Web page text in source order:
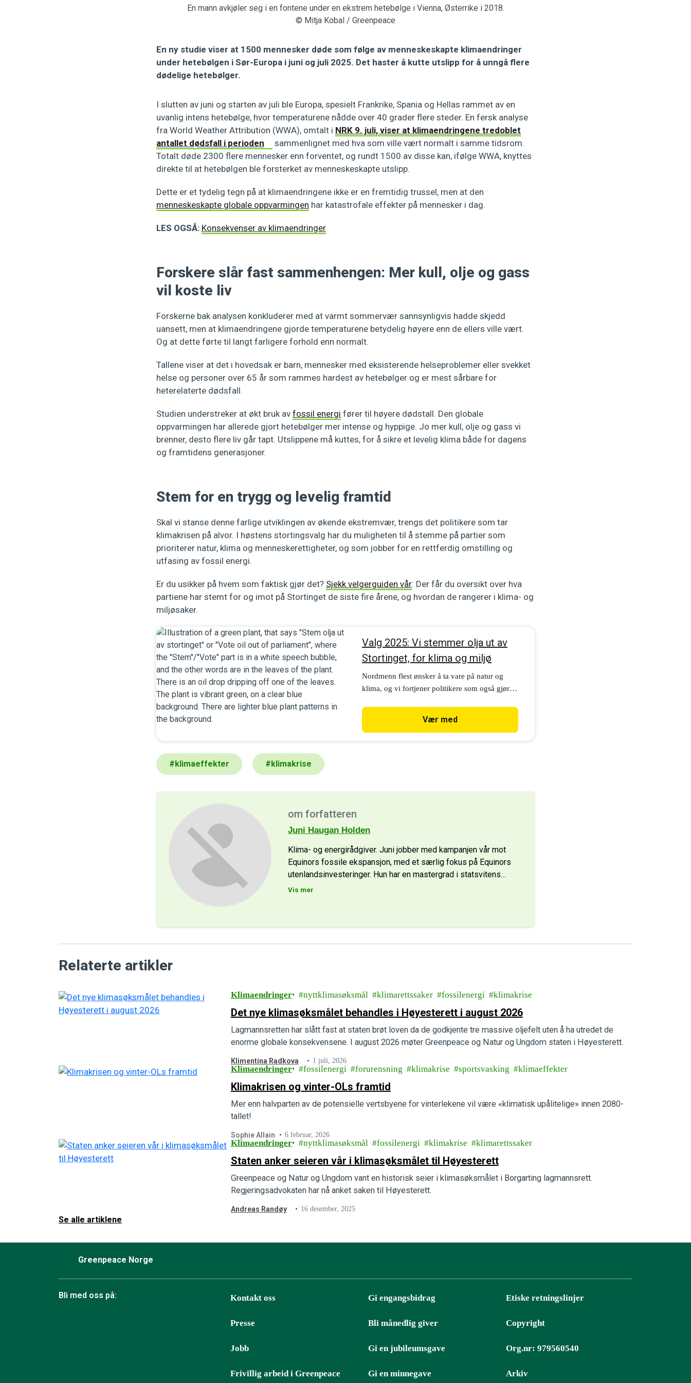
En mann avkjøler seg i en fontene under en ekstrem hetebølge i Vienna, Østerrike i 2018.
© Mitja Kobal / Greenpeace
En ny studie viser at 1500 mennesker døde som følge av menneskeskapte klimaendringer
under hetebølgen i Sør-Europa i juni og juli 2025. Det haster å kutte utslipp for å unngå flere
dødelige hetebølger.
I slutten av juni og starten av juli ble Europa, spesielt Frankrike, Spania og Hellas rammet av en
uvanlig intens hetebølge, hvor temperaturene nådde over 40 grader flere steder. En fersk analyse
fra World Weather Attribution (WWA), omtalt i NRK 9. juli, viser at klimaendringene tredoblet
antallet dødsfall i perioden
sammenlignet med hva som ville vært normalt i samme tidsrom.
Totalt døde 2300 flere mennesker enn forventet, og rundt 1500 av disse kan, ifølge WWA, knyttes
direkte til at hetebølgen ble forsterket av menneskeskapte utslipp.
Dette er et tydelig tegn på at klimaendringene ikke er en fremtidig trussel, men at den
menneskeskapte globale oppvarmingen har katastrofale effekter på mennesker i dag.
LES OGSÅ: Konsekvenser av klimaendringer
Forskere slår fast sammenhengen: Mer kull, olje og gass
vil koste liv
Forskerne bak analysen konkluderer med at varmt sommervær sannsynligvis hadde skjedd
uansett, men at klimaendringene gjorde temperaturene betydelig høyere enn de ellers ville vært.
Og at dette førte til langt farligere forhold enn normalt.
Tallene viser at det i hovedsak er barn, mennesker med eksisterende helseproblemer eller svekket
helse og personer over 65 år som rammes hardest av hetebølger og er mest sårbare for
heterelaterte dødsfall.
Studien understreker at økt bruk av fossil energi fører til høyere dødstall. Den globale
oppvarmingen har allerede gjort hetebølger mer intense og hyppige. Jo mer kull, olje og gass vi
brenner, desto flere liv går tapt. Utslippene må kuttes, for å sikre et levelig klima både for dagens
og framtidens generasjoner.
Stem for en trygg og levelig framtid
Skal vi stanse denne farlige utviklingen av økende ekstremvær, trengs det politikere som tar
klimakrisen på alvor. I høstens stortingsvalg har du muligheten til å stemme på partier som
prioriterer natur, klima og menneskerettigheter, og som jobber for en rettferdig omstilling og
utfasing av fossil energi.
Er du usikker på hvem som faktisk gjør det? Sjekk velgerguiden vår: Der får du oversikt over hva
partiene har stemt for og imot på Stortinget de siste fire årene, og hvordan de rangerer i klima- og
miljøsaker.
Valg 2025: Vi stemmer olja ut av
Stortinget, for klima og miljø
Nordmenn flest ønsker å ta vare på natur og
klima, og vi fortjener politikere som også gjør
stortingsvalget 2025.
Vær med
#klimaeffekter #klimakrise
om forfatteren
Juni Haugan Holden
Klima- og energirådgiver. Juni jobber med kampanjen vår mot
Equinors fossile ekspansjon, med et særlig fokus på Equinors
utenlandsinvesteringer. Hun har en mastergrad i statsvitens…
Vis mer
Relaterte artikler
Klimaendringer nyttklimasøksmål klimarettssaker fossilenergi klimakrise
Det nye klimasøksmålet behandles i Høyesterett i august 2026
Lagmannsretten har slått fast at staten brøt loven da de godkjente tre massive oljefelt uten å ha utredet de
enorme globale konsekvensene. I august 2026 møter Greenpeace og Natur og Ungdom staten i Høyesterett.
Klimentina Radkova 1 juli, 2026
Klimaendringer fossilenergi forurensning klimakrise sportsvasking klimaeffekter
Klimakrisen og vinter-OLs framtid
Mer enn halvparten av de potensielle vertsbyene for vinterlekene vil være «klimatisk upålitelige» innen 2080-
tallet!
Sophie Allain 6 februar, 2026
Klimaendringer nyttklimasøksmål fossilenergi klimakrise klimarettssaker
Staten anker seieren vår i klimasøksmålet til Høyesterett
Greenpeace og Natur og Ungdom vant en historisk seier i klimasøksmålet i Borgarting lagmannsrett.
Regjeringsadvokaten har nå anket saken til Høyesterett.
Andreas Randøy 16 desember, 2025
Se alle artiklene
Greenpeace Norge
Bli med oss på: Kontakt oss
Presse
Jobb
Frivillig arbeid i Greenpeace
Gi engangsbidrag
Bli månedlig giver
Gi en jubileumsgave
Gi en minnegave
Etiske retningslinjer
Copyright
Org.nr: 979560540
Arkiv